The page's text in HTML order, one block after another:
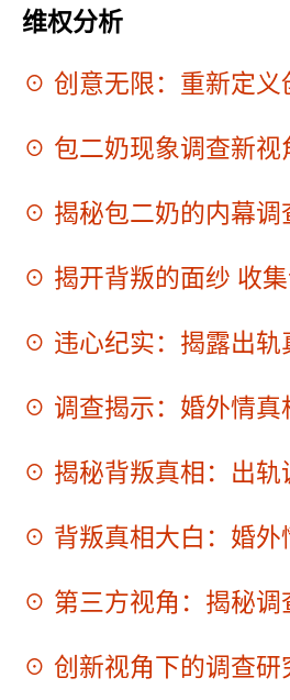
维权分析
☉ 创意无限：重新定义
☉ 包二奶现象调查新视
☉ 揭秘包二奶的内幕调
☉ 揭开背叛的面纱 收
☉ 违心纪实：揭露出轨
☉ 调查揭示：婚外情真
☉ 揭秘背叛真相：出轨
☉ 背叛真相大白：婚外
☉ 第三方视角：揭秘调
☉ 创新视角下的调查研